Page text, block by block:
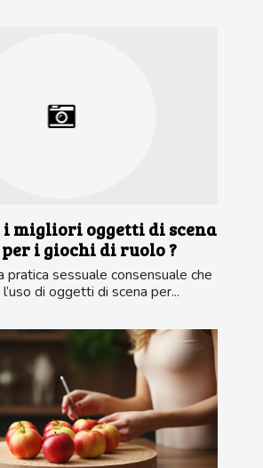
i migliori oggetti di scena
per i giochi di ruolo ?
pratica sessuale consensuale che
di oggetti di scena per...